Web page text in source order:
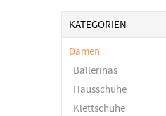
KATEGORIEN
Damen
Ballerinas
Hausschuhe
Klettschuhe